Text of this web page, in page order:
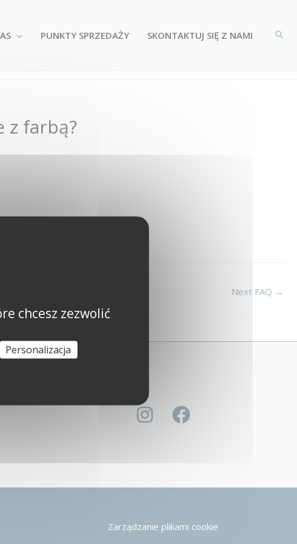
PUNKTY SPRZEDAŻY SKONTAKTUJ SIĘ Z NAMI
z farbą?
Next FAQ →
Zarządzanie plikami cookie
chcesz zezwolić
Personalizacja